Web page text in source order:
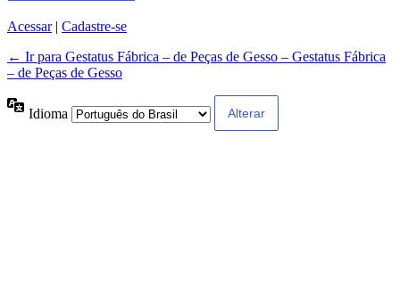
Acessar| Cadastre-se
← Ir para Gestatus Fábrica – de Peças de Gesso – Gestatus Fábrica
– de Peças de Gesso
Idioma